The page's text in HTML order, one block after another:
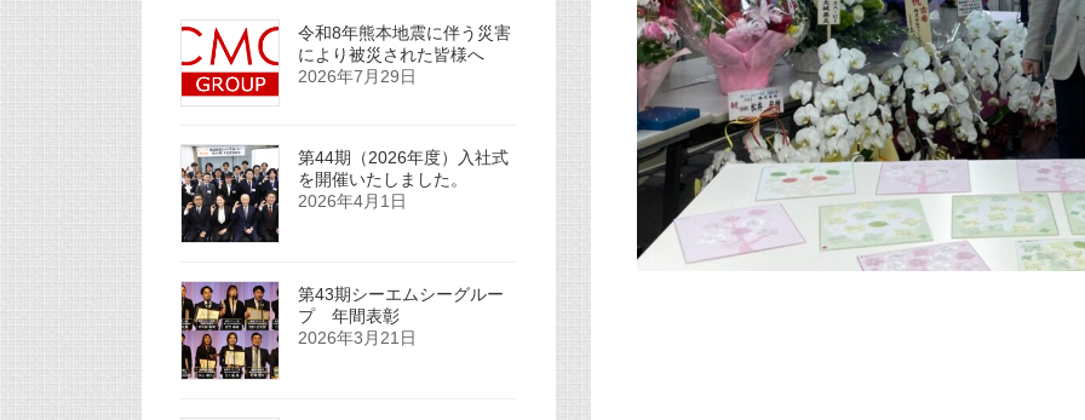
令和8年熊本地震に伴う災害
により被災された皆様へ
2026年7月29日
第44期（2026年度）入社式
を開催いたしました。
2026年4月1日
第43期シーエムシーグルー
プ 年間表彰
2026年3月21日